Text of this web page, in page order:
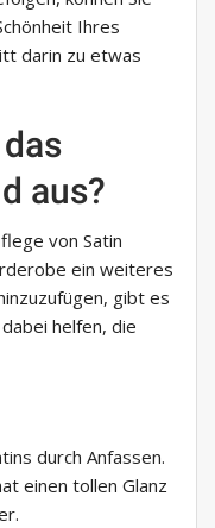
Ihres
darin zu etwas
aus?
von Satin
ein weiteres
gibt es
helfen, die
durch Anfassen.
einen tollen Glanz